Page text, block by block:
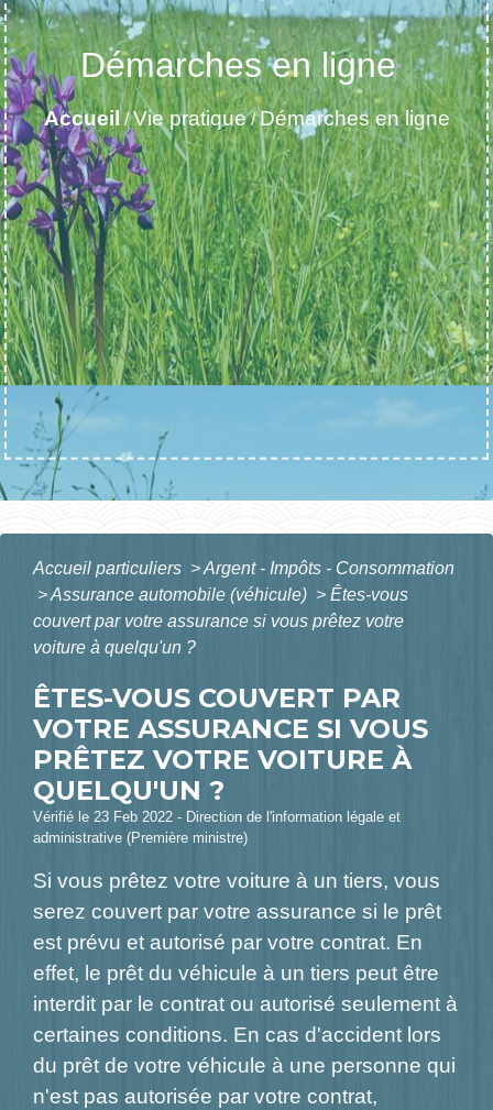
Démarches en ligne
Accueil/Vie pratique/Démarches en ligne
Accueil particuliers >Argent - Impôts - Consommation
>Assurance automobile (véhicule) > Êtes-vous
couvert par votre assurance si vous prêtez votre
voiture à quelqu'un ?
ÊTES-VOUS COUVERT PAR
VOTRE ASSURANCE SI VOUS
PRÊTEZ VOTRE VOITURE À
QUELQU'UN ?
Vérifié le 23 Feb 2022 - Direction de l'information légale et
administrative (Première ministre)
Si vous prêtez votre voiture à un tiers, vous
serez couvert par votre assurance si le prêt
est prévu et autorisé par votre contrat. En
effet, le prêt du véhicule à un tiers peut être
interdit par le contrat ou autorisé seulement à
certaines conditions. En cas d'accident lors
du prêt de votre véhicule à une personne qui
n'est pas autorisée par votre contrat,